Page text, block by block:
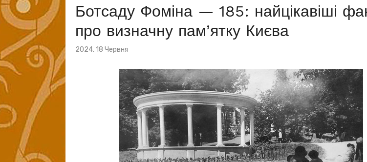
Ботсаду Фоміна — 185: найцікавіші
про визначну пам’ятку Києва
Posted
2024, 18 Червня